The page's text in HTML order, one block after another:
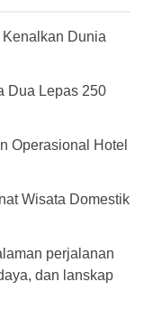
Dunia
Dua Lepas 250
Operasional Hotel
Wisata Domestik
perjalanan
dan lanskap